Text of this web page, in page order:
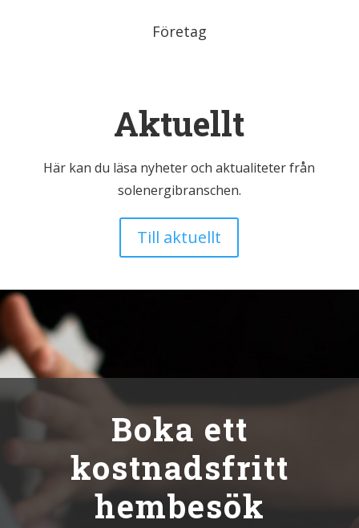
Företag
Aktuellt
Här kan du läsa nyheter och aktualiteter från
solenergibranschen.
Till aktuellt
Boka ett
kostnadsfritt
hembesök